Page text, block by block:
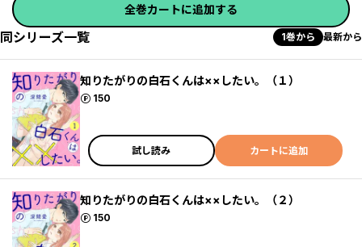
全巻カートに追加する
同シリーズ一覧 1巻から 最新から
知りたがりの白石くんは××したい。（１）
150
ポイント
試し読み カートに追加
知りたがりの白石くんは××したい。（２）
150
ポイント